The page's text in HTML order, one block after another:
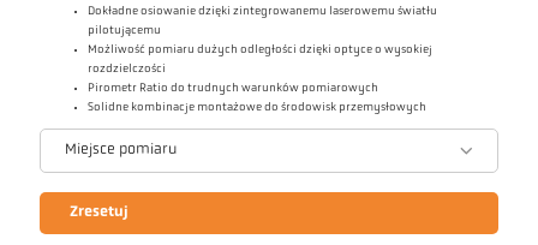
Dokładne osiowanie dzięki zintegrowanemu laserowemu światłu
pilotującemu
Możliwość pomiaru dużych odległości dzięki optyce o wysokiej
rozdzielczości
Pirometr Ratio do trudnych warunków pomiarowych
Solidne kombinacje montażowe do środowisk przemysłowych
Miejsce pomiaru
Zresetuj